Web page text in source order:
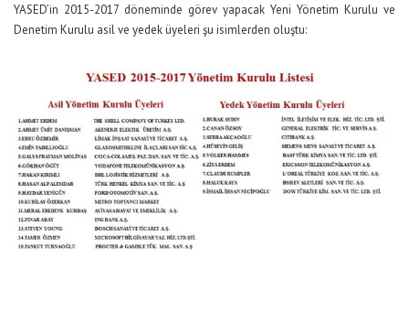
YASED’in 2015-2017 döneminde görev yapacak Yeni Yönetim Kurulu ve
Denetim Kurulu asil ve yedek üyeleri şu isimlerden oluştu: